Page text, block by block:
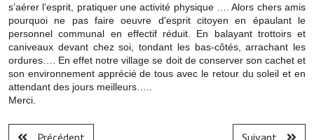
Affaires scolaires, CCAS
Eaux, assainissement
France services
France Renov
Déchets ménagers, tri sélectif, encombrants
s’aérer l’esprit, pratiquer une activité physique …. Alors chers amis
pourquoi ne pas faire oeuvre d'esprit citoyen en épaulant le
personnel communal en effectif réduit. En balayant trottoirs et
caniveaux devant chez soi, tondant les bas-côtés, arrachant les
ordures…. En effet notre village se doit de conserver son cachet et
son environnement apprécié de tous avec le retour du soleil et en
attendant des jours meilleurs…..
Merci.
Précédent Suivant